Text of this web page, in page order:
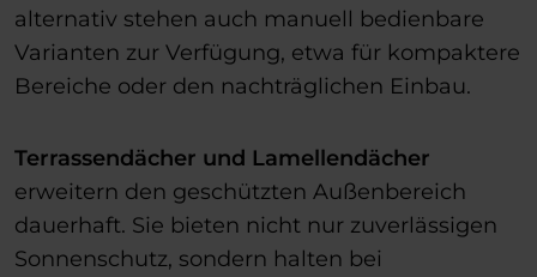
alternativ stehen auch manuell bedienbare
Varianten zur Verfügung, etwa für kompaktere
Bereiche oder den nachträglichen Einbau.
Terrassendächer und Lamellendächer
erweitern den geschützten Außenbereich
dauerhaft. Sie bieten nicht nur zuverlässigen
Sonnenschutz, sondern halten bei